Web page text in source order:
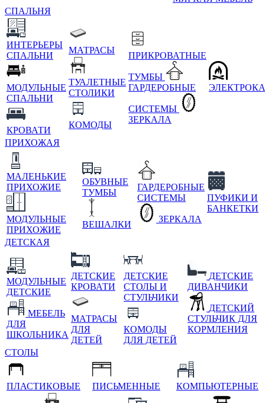
СПАЛЬНЯ
ИНТЕРЬЕРЫ
СПАЛЬНИ
МОДУЛЬНЫЕ
СПАЛЬНИ
КРОВАТИ
МАТРАСЫ
ТУАЛЕТНЫЕ
СТОЛИКИ
КОМОДЫ
ПРИКРОВАТНЫЕ
ТУМБЫ
ГАРДЕРОБНЫЕ
СИСТЕМЫ
ЗЕРКАЛА
ПРИХОЖАЯ
МАЛЕНЬКИЕ
ПРИХОЖИЕ
МОДУЛЬНЫЕ
ПРИХОЖИЕ
ОБУВНЫЕ
ТУМБЫ
ВЕШАЛКИ
ГАРДЕРОБНЫЕ
СИСТЕМЫ
ЗЕРКАЛА
ПУФИКИ И
БАНКЕТКИ
ДЕТСКАЯ
МОДУЛЬНЫЕ
ДЕТСКИЕ
МЕБЕЛЬ
ДЛЯ
ШКОЛЬНИКА
ДЕТСКИЕ
КРОВАТИ
МАТРАСЫ
ДЛЯ
ДЕТЕЙ
ДЕТСКИЕ
СТОЛЫ И
СТУЛЬЧИКИ
КОМОДЫ
ДЛЯ ДЕТЕЙ
ДЕТСКИЕ
ДИВАНЧИКИ
ДЕТСКИЙ
СТУЛЬЧИК ДЛЯ
КОРМЛЕНИЯ
СТОЛЫ
ПЛАСТИКОВЫЕ ПИСЬМЕННЫЕ КОМПЬЮТЕРНЫЕ